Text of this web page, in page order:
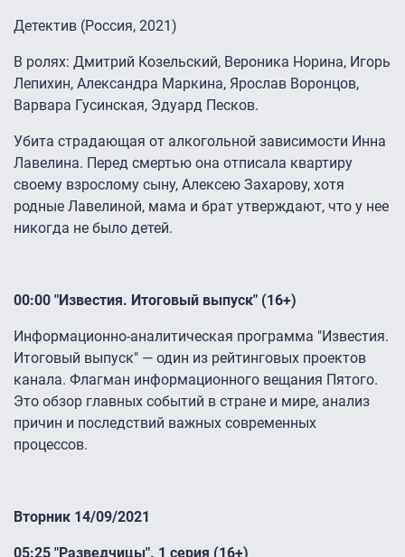
Детектив (Россия, 2021)
В ролях: Дмитрий Козельский, Вероника Норина, Игорь
Лепихин, Александра Маркина, Ярослав Воронцов,
Варвара Гусинская, Эдуард Песков.
Убита страдающая от алкогольной зависимости Инна
Лавелина. Перед смертью она отписала квартиру
своему взрослому сыну, Алексею Захарову, хотя
родные Лавелиной, мама и брат утверждают, что у нее
никогда не было детей.
00:00 "Известия. Итоговый выпуск" (16+)
Информационно-аналитическая программа "Известия.
Итоговый выпуск" — один из рейтинговых проектов
канала. Флагман информационного вещания Пятого.
Это обзор главных событий в стране и мире, анализ
причин и последствий важных современных
процессов.
Вторник 14/09/2021
05:25 "Разведчицы". 1 серия (16+)